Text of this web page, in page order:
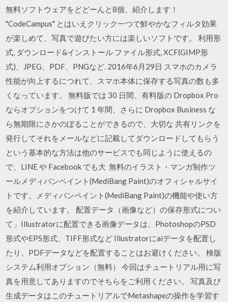
無料ソフトウェアをどどーんと8個、紹介します！
"CodeCampus" とはいえクリック一つで鮮やかなフィルタ効果
が楽しめて、写真で遊びたい方には楽しいソフトです。 利用形
式, ダウンロード&インストール ファイル形式, XCF(GIMP形
式)、JPEG、PDF、PNGなど. 2016年6月29日 スマホのカメラ
性能が向上するにつれて、スマホ本体に保存する写真の数も多
くなっています。 無料版では 30 日間、有料版の Dropbox Pro
ならオプションをつけて 1 年間、さらに Dropbox Business な
ら無期限にさかのぼることができるので、大切な 共有リンクを
発行してそれをメールなどに記載してダウンロードしてもらう
という基本的な方法は他のサービスでも同じように使えるの
で、LINE や Facebook でも大 無料のイラスト・マンガ制作ツ
ールメディバンペイント(MediBang Paint)のオフィシャルサイ
トです。メディバンペイント(MediBang Paint)の機能や使い方
を紹介しています。 配置データ（画像など）の保存形式につい
て」Illustratorに配置できる画像データは、PhotoshopのPSD
形式やEPS形式、TIFF形式など Illustratorにaiデータを配置し
たり、PDFデータなどを配置することはお避けください。 検版
システム利用オプション（無料） 今回はチュートリアル用に写
真を用意してありますのでそちらをご利用ください。 写真及び
生成データはこのチュートリアルでMetashapeの操作を学習す